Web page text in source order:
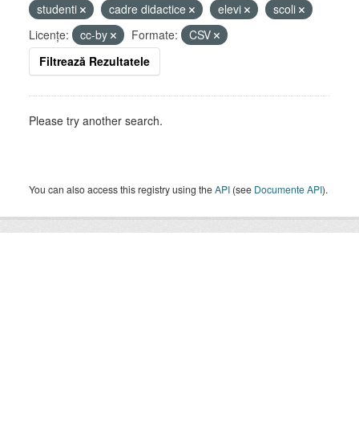
studenti
cadre didactice elevi
scoli
Licenţe:
cc-by Formate:
CSV
Filtrează Rezultatele
Please try another search.
You can also access this registry using theAPI (see Documente API).